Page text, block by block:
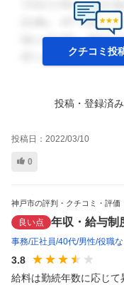
クチコミ投
投稿・登録済
投稿日： 2022/03/10
0
神戸市の評判・クチコミ・評価
良い点 年収・給与制
事務 正社員 40代 男性 役職な
3.8
給料は勤続年数に応じ